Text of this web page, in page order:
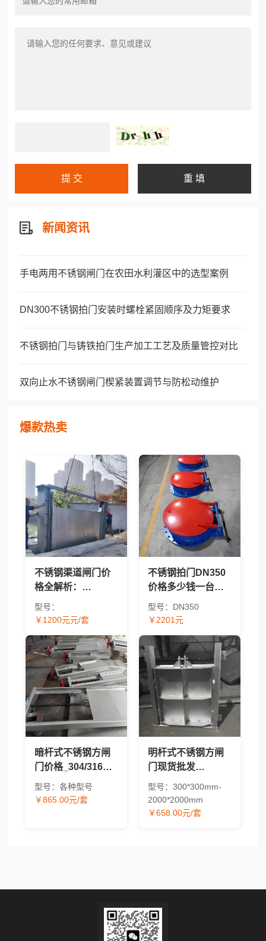
新闻资讯
手电两用不锈钢闸门在农田水利灌区中的选型案例
DN300不锈钢拍门安装时螺栓紧固顺序及力矩要求
不锈钢拍门与铸铁拍门生产加工工艺及质量管控对比
双向止水不锈钢闸门楔紧装置调节与防松动维护
爆款热卖
不锈钢渠道闸门价
格全解析：
BQZM/QZM/CBZ/304/
太阳能型号报价对
南
型号：
￥1200元元/套
不锈钢拍门DN350
价格多少钱一台？
2026年报价及价格
因素解析
型号：DN350
￥2201元
暗杆式不锈钢方闸
门价格_304/316方
形水工闸门现货供
应
型号：各种型号
￥865.00元/套
明杆式不锈钢方闸
门现货批发
_304/316材质方形
水工闸门价格
型号：300*300mm-
2000*2000mm
￥658.00元/套